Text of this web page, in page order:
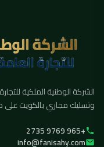
الشركة الوطنية الملكية
وتسليك مجاري بالكويت على مدار 24
+965 9769 2735
info@fanisahy.com